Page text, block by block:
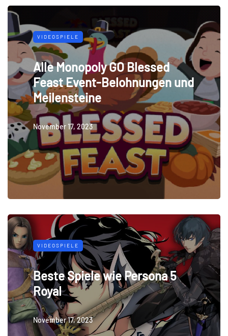
VIDEOSPIELE
Alle Monopoly GO Blessed
Feast Event-Belohnungen und
Meilensteine
November 17, 2023
VIDEOSPIELE
Beste Spiele wie Persona 5
Royal
November 17, 2023